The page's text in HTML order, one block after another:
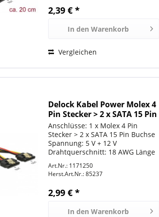
2,39 € *
In den Warenkorb
Vergleichen
Delock Kabel Power Molex 4
Pin Stecker > 2 x SATA 15 Pin
Buchse
Anschlüsse: 1 x Molex 4 Pin
Stecker > 2 x SATA 15 Pin Buchse
Spannung: 5 V + 12 V
Drahtquerschnitt: 18 AWG Länge
Art.Nr.: 1171250
Herst.Art.Nr.:85237
2,99 € *
In den Warenkorb